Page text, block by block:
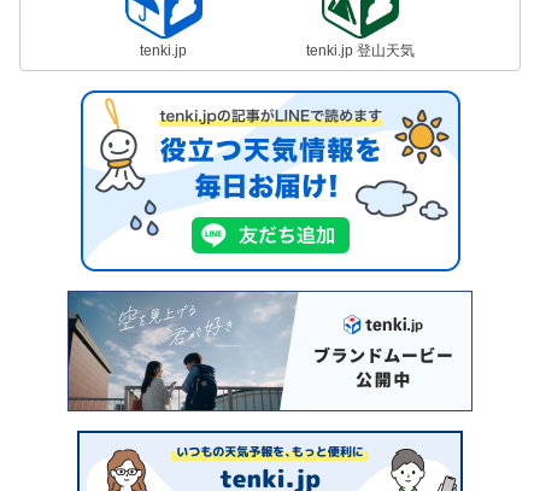
tenki.jp tenki.jp 登山天気